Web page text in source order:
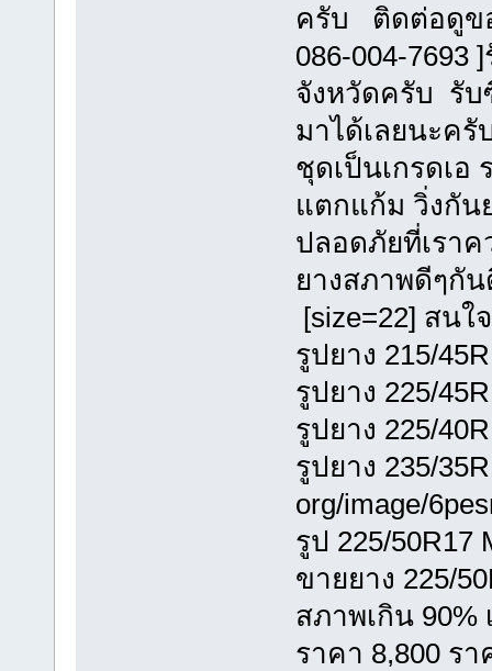
ครับ ติดต่อดูขอ
086-004-7693
จังหวัดครับ รับ
มาได้เลยนะค
ชุดเป็นเกรดเอ
แตกแก้ม วิ่งกั
ปลอดภัยที่เรา
ยางสภาพดีๆกั
[size=22] สนใ
รูปยาง 215/
รูปยาง 225/
รูปยาง 225/
รูปยาง 235/
org/image/
รูป 225/50R17
ขายยาง 225/
สภาพเกิน 90%
ราคา 8,800 ร